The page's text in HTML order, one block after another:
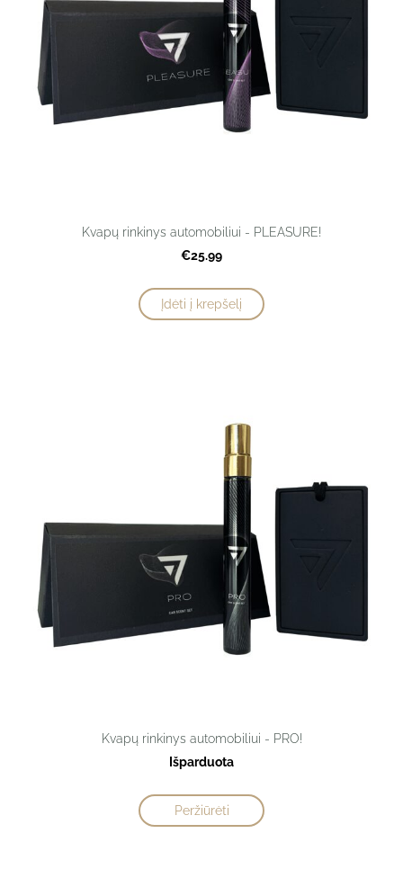
Kvapų rinkinys automobiliui - PLEASURE!
€25.99
Įdėti į krepšelį
Kvapų rinkinys automobiliui - PRO!
Išparduota
Peržiūrėti